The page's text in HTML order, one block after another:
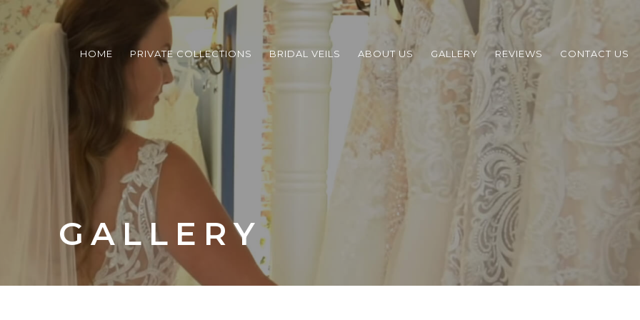
HOME PRIVATE COLLECTIONS BRIDAL VEILS ABOUT US GALLERY REVIEWS CONTACT US
GALLERY